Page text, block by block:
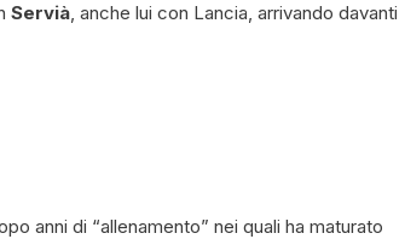
Servià, anche lui con Lancia, arrivando davanti
anni di “allenamento” nei quali ha maturato